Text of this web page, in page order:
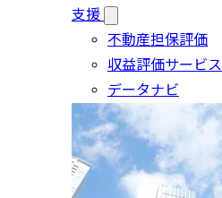
支援
不動産担保評価
収益評価サービス
データナビ